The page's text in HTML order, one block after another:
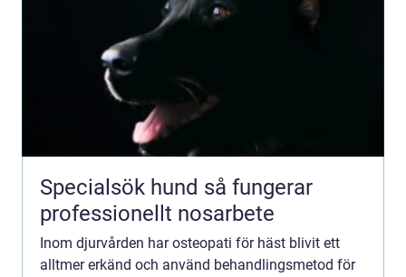
Specialsök hund så fungerar
professionellt nosarbete
Inom djurvården har osteopati för häst blivit ett
alltmer erkänd och använd behandlingsmetod för